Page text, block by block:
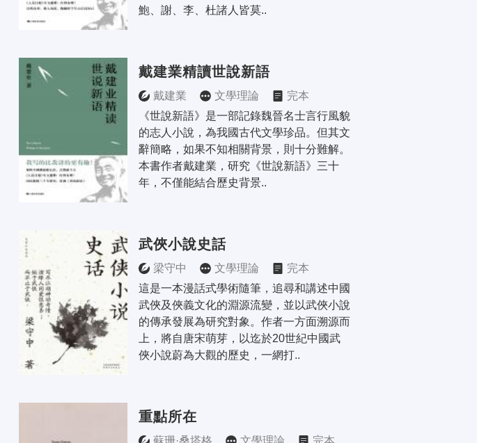
鮑、謝、李、杜諸人皆莫..
戴建業精讀世說新語
戴建業 文學理論
完本
《世說新語》是一部記錄魏晉名士言行風貌
的志人小說，為我國古代文學珍品。但其文
辭簡略，如果不知相關背景，則十分難解。
本書作者戴建業，研究《世說新語》三十
年，不僅能結合歷史背景..
武俠小說史話
梁守中 文學理論
完本
這是一本漫話式學術隨筆，追尋和講述中國
武俠及俠義文化的淵源流變，並以武俠小說
的傳承發展為研究對象。作者一方面溯源而
上，將自唐宋萌芽，以迄於20世紀中國武
俠小說蔚為大觀的歷史，一網打..
重點所在
蘇珊·桑塔格 文學理論
完本